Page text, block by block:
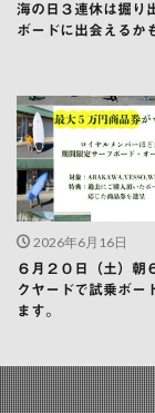
海の日３連休は掘り
ボードに出会えるか
2026年6月16日
６月２０日（土）朝
クヤードで試乗ボー
ます。